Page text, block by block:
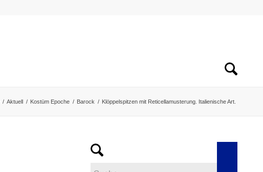
/ Aktuell / Kostüm Epoche / Barock / Klöppelspitzen mit Reticellamusterung. Italienische Art.